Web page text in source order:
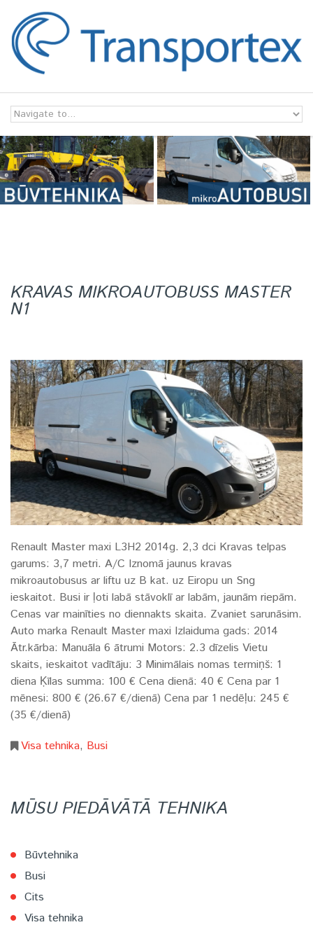
Skip to navigation
Skip to main content
KRAVAS MIKROAUTOBUSS MASTER
N1
Renault Master maxi L3H2 2014g. 2,3 dci Kravas telpas
garums: 3,7 metri. A/C Iznomā jaunus kravas
mikroautobusus ar liftu uz B kat. uz Eiropu un Sng
ieskaitot. Busi ir ļoti labā stāvoklī ar labām, jaunām riepām.
Cenas var mainīties no diennakts skaita. Zvaniet sarunāsim.
Auto marka Renault Master maxi Izlaiduma gads: 2014
Ātr.kārba: Manuāla 6 ātrumi Motors: 2.3 dīzelis Vietu
skaits, ieskaitot vadītāju: 3 Minimālais nomas termiņš: 1
diena Ķīlas summa: 100 € Cena dien­ā: 40 € Cena par 1
mēnesi: 800 € (26.67 €/dienā) Cena par 1 nedēļu: 245 €
(35 €/dienā)
Visa tehnika Busi
MŪSU PIEDĀVĀTĀ TEHNIKA
Būvtehnika
Busi
Cits
Visa tehnika